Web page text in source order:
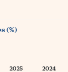
(%)
2025 2024